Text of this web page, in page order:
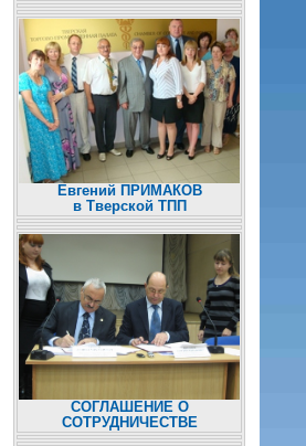
Евгений ПРИМАКОВ
в Тверской ТПП
СОГЛАШЕНИЕ О
СОТРУДНИЧЕСТВЕ